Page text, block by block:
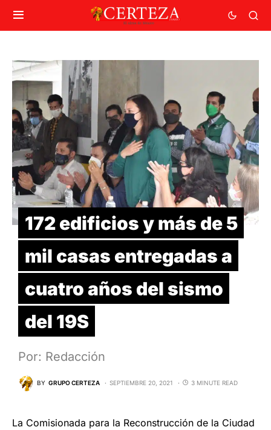
172 edificios y más de 5
mil casas entregadas a
cuatro años del sismo
del 19S
Por: Redacción
BY GRUPO CERTEZA SEPTIEMBRE 20, 2021 3 MINUTE READ
La Comisionada para la Reconstrucción de la Ciudad